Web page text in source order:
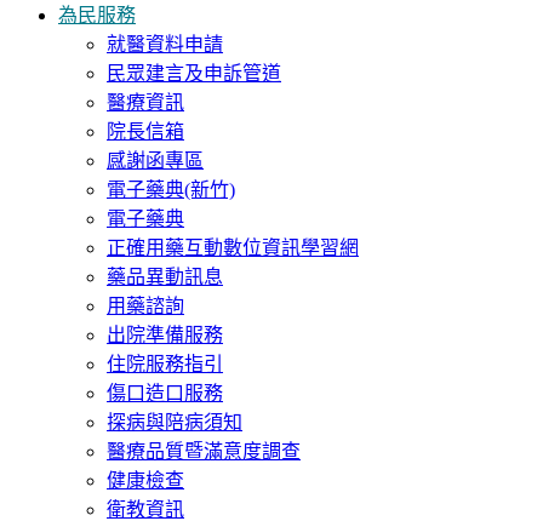
為民服務
就醫資料申請
民眾建言及申訴管道
醫療資訊
院長信箱
感謝函專區
電子藥典(新竹)
電子藥典
正確用藥互動數位資訊學習網
藥品異動訊息
用藥諮詢
出院準備服務
住院服務指引
傷口造口服務
探病與陪病須知
醫療品質暨滿意度調查
健康檢查
衛教資訊